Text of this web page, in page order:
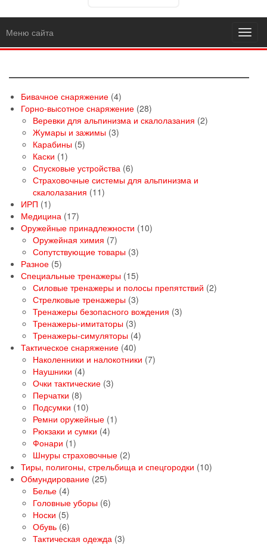
Меню сайта
Бивачное снаряжение 44
товара
Горно-высотное снаряжение 2828
товаров
Веревки для альпинизма и скалолазания 22
Жумары и зажимы 33
Карабины 55
Каски 11
товар
Спусковые устройства 66
товаров
Страховочные системы для альпинизма и
скалолазания 1111
ИРП 11
товар
Медицина 1717
товаров
Оружейные принадлежности 1010
Оружейная химия 77
товаров
Сопутствующие товары 33
Разное 55
товаров
Специальные тренажеры 1515
товаров
Силовые тренажеры и полосы препятствий 22
Стрелковые тренажеры 33
товара
Тренажеры безопасного вождения 33
Тренажеры-имитаторы 33
товара
Тренажеры-симуляторы 44
Тактическое снаряжение 4040
товаров
Наколенники и налокотники 77
Наушники 44
товара
Очки тактические 33
Перчатки 88
товаров
Подсумки 1010
товаров
Ремни оружейные 11
Рюкзаки и сумки 44
Фонари 11
товар
Шнуры страховочные 22
товара
Тиры, полигоны, стрельбища и спецгородки 1010
Обмундирование 2525
Белье 44
товара
Головные уборы 66
Носки 55
товаров
Обувь 66
товаров
Тактическая одежда 33